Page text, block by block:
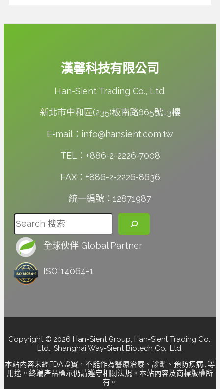
漢馨科技有限公司
Han-Sient Trading Co., Ltd.
新北市中和區(235)板南路665號13樓
E-mail：info@hansient.com.tw
TEL：+886-2-2226-7008
FAX：+886-2-2226-8636
統一編號：12871987
全球伙伴 Global Partner
ISO 14064-1
Copyright © 2026 Han-Sient Group, Han-Sient Trading Co.,
Ltd., Shanghai Way-Sient Biotech Co., Ltd.
本站內容未經FDA證實，不能作為醫療治療、診斷、預防疾病...等
用途。終端產品標示仍請遵守相關法規。本站內容及商標版權所
有。